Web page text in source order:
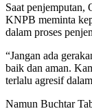
Saat
KNPB meminta
dalam proses
“Jangan ada
baik dan aman.
terlalu agresif
Namun Buchtar